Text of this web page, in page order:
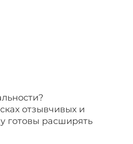
отзывчивых и
готовы расширять